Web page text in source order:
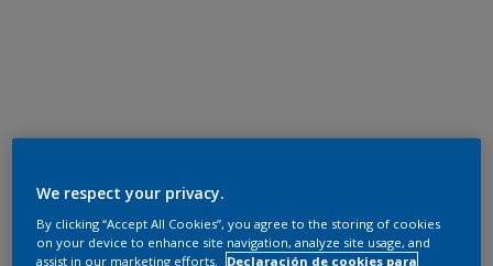
We respect your privacy.
By clicking “Accept All Cookies”, you agree to the storing of cookies
on your device to enhance site navigation, analyze site usage, and
assist in our marketing efforts.
Declaración de cookies para